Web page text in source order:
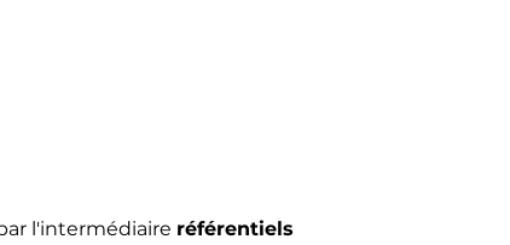
l'intermédiaire référentiels